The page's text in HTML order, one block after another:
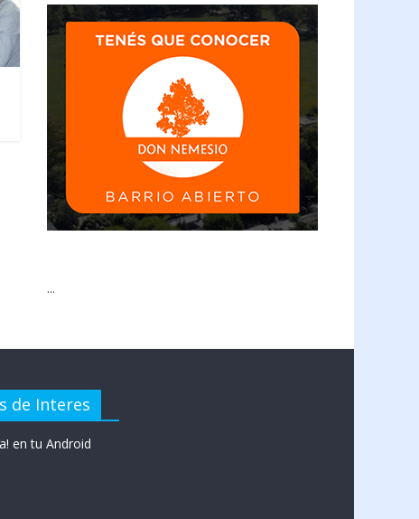
...
de Interes
en tu Android